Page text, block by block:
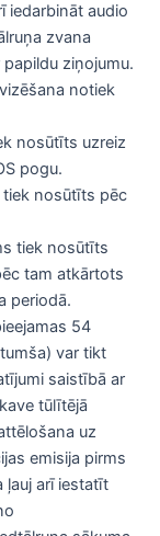
iedarbināt audio
zvana
ziņojumu.
notiek
nosūtīts uzreiz
pogu.
tiek nosūtīts pēc
tiek nosūtīts
tam atkārtots
periodā.
54
var tikt
saistībā ar
tūlītējā
uz
emisija pirms
ļauj arī iestatīt